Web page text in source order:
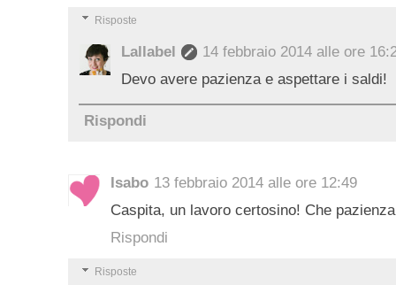
Risposte
Lallabel
14 febbraio 2014 alle ore
Devo avere pazienza e aspettare i saldi!
Rispondi
Isabo 13 febbraio 2014 alle ore 12:49
Caspita, un lavoro certosino! Che
Rispondi
Risposte